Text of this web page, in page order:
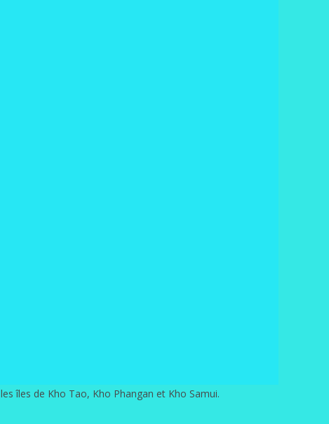
îles de Kho Tao, Kho Phangan et Kho Samui.